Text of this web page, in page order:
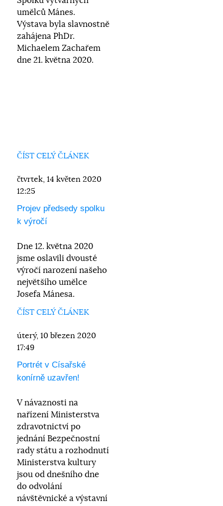
umělců Mánes.
Výstava byla slavnostně
zahájena PhDr.
Michaelem Zachařem
dne 21. května 2020.
ČÍST CELÝ ČLÁNEK
čtvrtek, 14 květen 2020
12:25
Projev předsedy spolku
k výročí
Dne 12. května 2020
jsme oslavili dvousté
výročí narození našeho
největšího umělce
Josefa Mánesa.
ČÍST CELÝ ČLÁNEK
úterý, 10 březen 2020
17:49
Portrét v Císařské
konírně uzavřen!
V návaznosti na
nařízení Ministerstva
zdravotnictví po
jednání Bezpečnostní
rady státu a rozhodnutí
Ministerstva kultury
jsou od dnešního dne
do odvolání
návštěvnické a výstavní